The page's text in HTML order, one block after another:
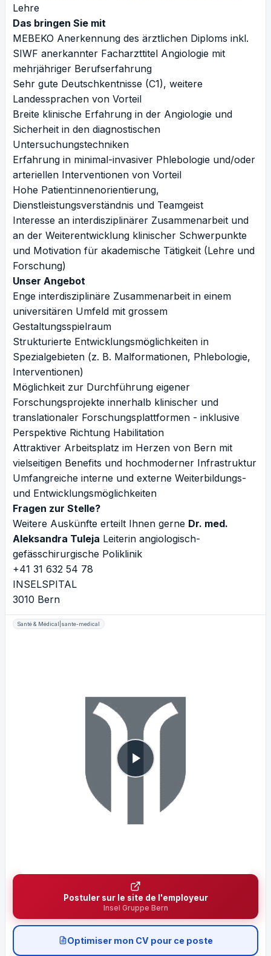
Lehre
Das bringen Sie mit
MEBEKO Anerkennung des ärztlichen Diploms inkl.
SIWF anerkannter Facharzttitel Angiologie mit
mehrjähriger Berufserfahrung
Sehr gute Deutschkentnisse (C1), weitere
Landessprachen von Vorteil
Breite klinische Erfahrung in der Angiologie und
Sicherheit in den diagnostischen
Untersuchungstechniken
Erfahrung in minimal-invasiver Phlebologie und/oder
arteriellen Interventionen von Vorteil
Hohe Patient:innenorientierung,
Dienstleistungsverständnis und Teamgeist
Interesse an interdisziplinärer Zusammenarbeit und
an der Weiterentwicklung klinischer Schwerpunkte
und Motivation für akademische Tätigkeit (Lehre und
Forschung)
Unser Angebot
Enge interdisziplinäre Zusammenarbeit in einem
universitären Umfeld mit grossem
Gestaltungsspielraum
Strukturierte Entwicklungsmöglichkeiten in
Spezialgebieten (z. B. Malformationen, Phlebologie,
Interventionen)
Möglichkeit zur Durchführung eigener
Forschungsprojekte innerhalb klinischer und
translationaler Forschungsplattformen - inklusive
Perspektive Richtung Habilitation
Attraktiver Arbeitsplatz im Herzen von Bern mit
vielseitigen Benefits und hochmoderner Infrastruktur
Umfangreiche interne und externe Weiterbildungs-
und Entwicklungsmöglichkeiten
Fragen zur Stelle?
Weitere Auskünfte erteilt Ihnen gerne Dr. med.
Aleksandra Tuleja Leiterin angiologisch-
gefässchirurgische Poliklinik
+41 31 632 54 78
INSELSPITAL
3010 Bern
Santé & Médical|sante-medical
Postuler sur le site de l'employeur
Insel Gruppe Bern
Optimiser mon CV pour ce poste